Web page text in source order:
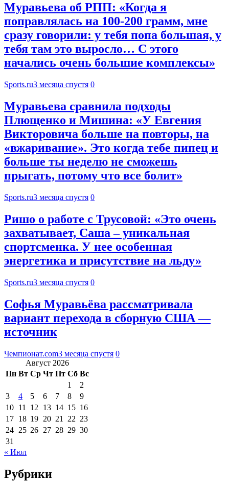
Муравьева об РПП: «Когда я
поправлялась на 100-200 грамм, мне
сразу говорили: у тебя попа большая, у
тебя там это выросло… С этого
начались очень большие комплексы»
Sports.ru3 месяца спустя 0
Муравьева сравнила подходы
Плющенко и Мишина: «У Евгения
Викторовича больше на повторы, на
«вжаривание». Это когда тебе пипец и
больше ты неделю не сможешь
прыгать, потому что все болит»
Sports.ru3 месяца спустя 0
Ришо о работе с Трусовой: «Это очень
захватывает, Саша – уникальная
спортсменка. У нее особенная
энергетика и присутствие на льду»
Sports.ru3 месяца спустя 0
Софья Муравьёва рассматривала
вариант перехода в сборную США —
источник
Чемпионат.com3 месяца спустя 0
Август 2026
Пн Вт Ср Чт Пт Сб Вс
1
2
3
4 5 6 7 8
9
10 11 12 13 14 15 16
17 18 19 20 21 22 23
24 25 26 27 28 29 30
31
« Июл
Рубрики